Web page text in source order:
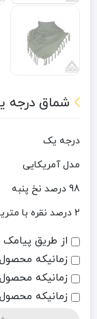
شماق درجه
درجه یک
مدل آمریکایی
98 درصد نخ پنبه
2 درصد نقره با متریال قابل رقابت با آمریکا
از طریق
زمانیکه
زمانیکه
زمانیکه